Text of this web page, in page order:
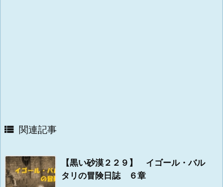
 関連記事
【黒い砂漠２２９】 イゴール・バル
タリの冒険日誌 ６章